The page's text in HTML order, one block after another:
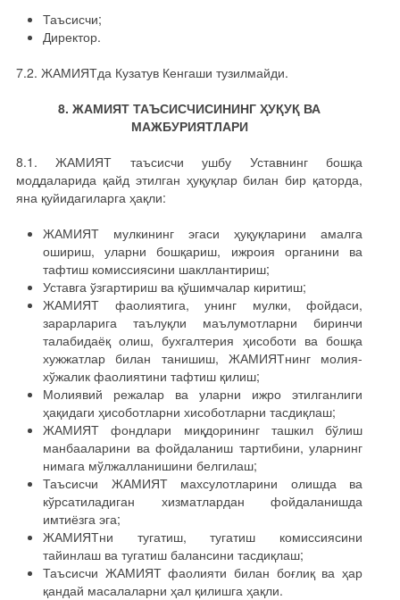
Таъсисчи;
Директор.
7.2. ЖАМИЯТда Кузатув Кенгаши тузилмайди.
8. ЖАМИЯТ ТАЪСИСЧИСИНИНГ ҲУҚУҚ ВА
МАЖБУРИЯТЛАРИ
8.1. ЖАМИЯТ таъсисчи ушбу Уставнинг бошқа
моддаларида қайд этилган ҳуқуқлар билан бир қаторда,
яна қуйидагиларга ҳақли:
ЖАМИЯТ мулкининг эгаси ҳуқуқларини амалга
ошириш, уларни бошқариш, ижроия органини ва
тафтиш комиссиясини шакллантириш;
Уставга ўзгартириш ва қўшимчалар киритиш;
ЖАМИЯТ фаолиятига, унинг мулки, фойдаси,
зарарларига таълуқли маълумотларни биринчи
талабидаёқ олиш, бухгалтерия ҳисоботи ва бошқа
хужжатлар билан танишиш, ЖАМИЯТнинг молия-
хўжалик фаолиятини тафтиш қилиш;
Молиявий режалар ва уларни ижро этилганлиги
ҳақидаги ҳисоботларни хисоботларни тасдиқлаш;
ЖАМИЯТ фондлари миқдорининг ташкил бўлиш
манбааларини ва фойдаланиш тартибини, уларнинг
нимага мўлжалланишини белгилаш;
Таъсисчи ЖАМИЯТ махсулотларини олишда ва
кўрсатиладиган хизматлардан фойдаланишда
имтиёзга эга;
ЖАМИЯТни тугатиш, тугатиш комиссиясини
тайинлаш ва тугатиш балансини тасдиқлаш;
Таъсисчи ЖАМИЯТ фаолияти билан боғлиқ ва ҳар
қандай масалаларни ҳал қилишга ҳақли.